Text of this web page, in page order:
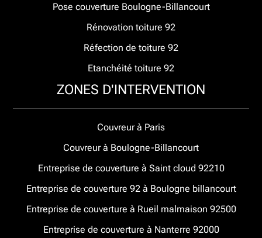
Pose couverture Boulogne-Billancourt
Rénovation toiture 92
Réfection de toiture 92
Etanchéité toiture 92
ZONES D'INTERVENTION
Couvreur à Paris
Couvreur à Boulogne-Billancourt
Entreprise de couverture à Saint cloud 92210
Entreprise de couverture 92 à Boulogne billancourt
Entreprise de couverture à Rueil malmaison 92500
Entreprise de couverture à Nanterre 92000